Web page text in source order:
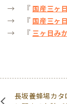
→ 『 国産三ヶ
→ 『 国産三ヶ
→ 『 三ヶ日み
長坂養蜂場カ